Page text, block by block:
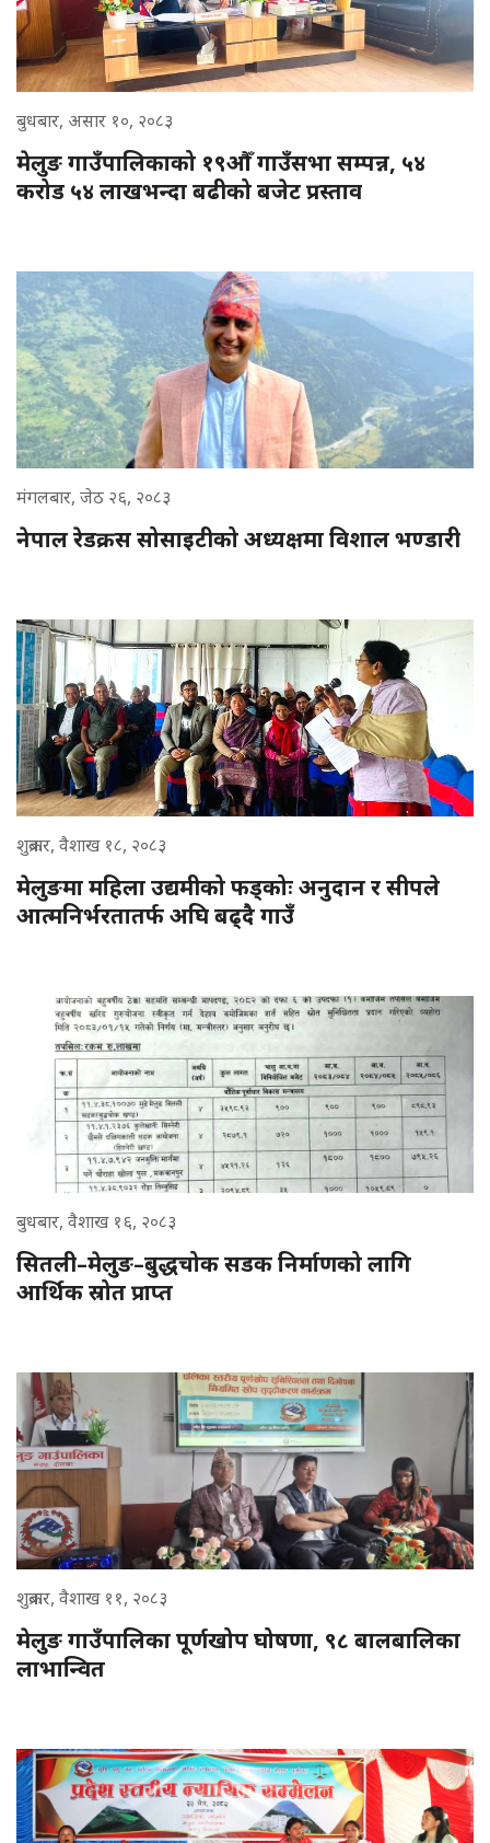
बुधबार, असार १०, २०८३
मेलुङ गाउँपालिकाको १९औँ गाउँसभा सम्पन्न, ५४
करोड ५४ लाखभन्दा बढीको बजेट प्रस्ताव
मंगलबार, जेठ २६, २०८३
नेपाल रेडक्रस सोसाइटीको अध्यक्षमा विशाल भण्डारी
शुक्रबार, वैशाख १८, २०८३
मेलुङमा महिला उद्यमीको फड्कोः अनुदान र सीपले
आत्मनिर्भरतातर्फ अघि बढ्दै गाउँ
बुधबार, वैशाख १६, २०८३
सितली–मेलुङ–बुद्धचोक सडक निर्माणको लागि
आर्थिक स्रोत प्राप्त
शुक्रबार, वैशाख ११, २०८३
मेलुङ गाउँपालिका पूर्णखोप घोषणा, ९८ बालबालिका
लाभान्वित